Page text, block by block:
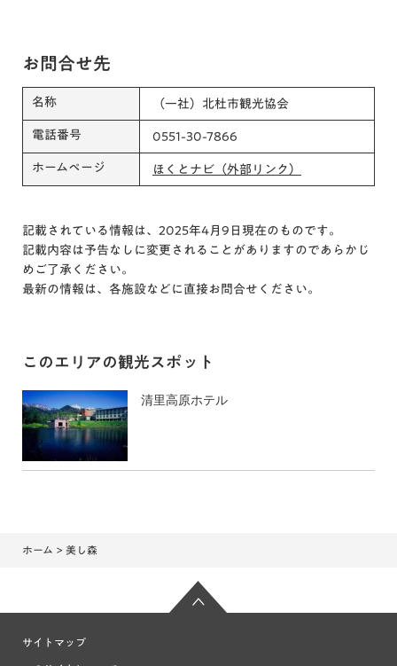
お問合せ先
名称 （一社）北杜市観光協会
電話番号 0551-30-7866
ホームページ ほくとナビ（外部リンク）
記載されている情報は、2025年4月9日現在のものです。
記載内容は予告なしに変更されることがありますのであらかじ
めご了承ください。
最新の情報は、各施設などに直接お問合せください。
このエリアの観光スポット
清里高原ホテル
ホーム > 美し森
サイトマップ